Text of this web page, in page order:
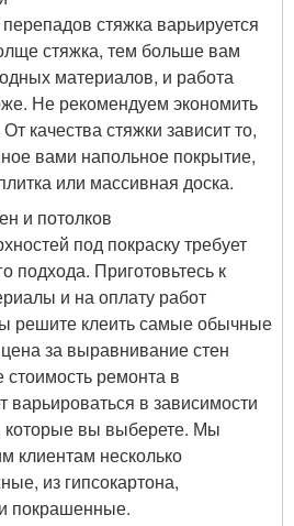
стяжка варьируется
стяжка, тем больше вам
материалов, и работа
Не рекомендуем экономить
качества стяжки зависит то,
вами напольное покрытие,
или массивная доска.
и потолков
под покраску требует
подхода. Приготовьтесь к
и на оплату работ
решите клеить самые обычные
за выравнивание стен
стоимость ремонта в
варьироваться в зависимости
которые вы выберете. Мы
клиентам несколько
из гипсокартона,
покрашенные.